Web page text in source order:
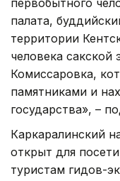
первобытного
палата,
территории
человека
Комиссаровка,
памятниками и
государства», –
Каркаралинский
открыт для
туристам гидов-